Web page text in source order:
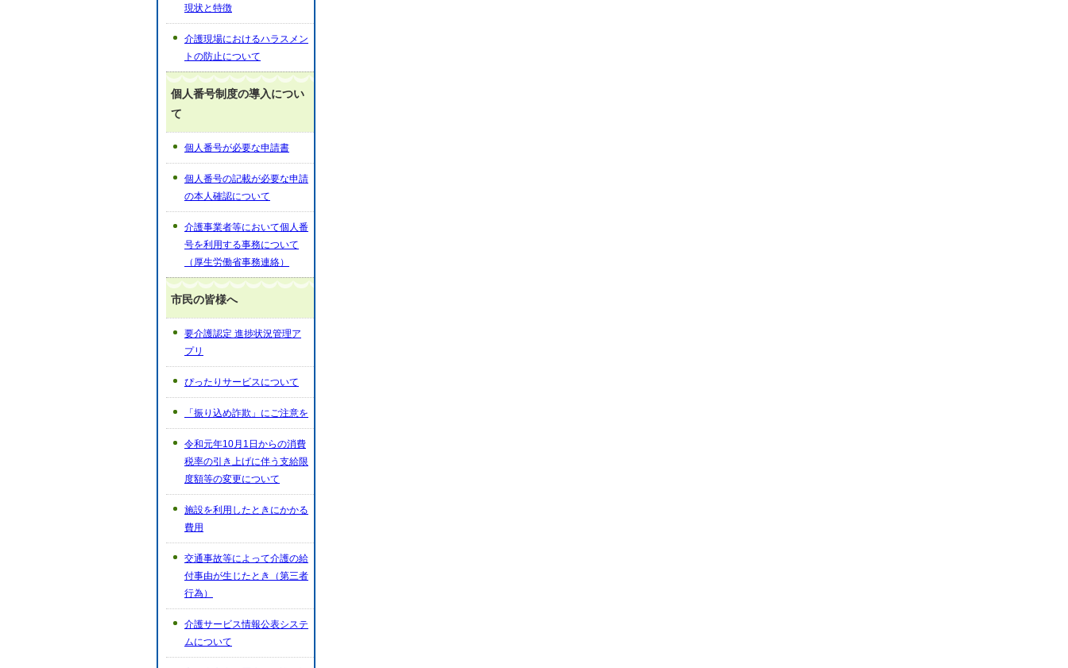
現状と特徴
介護現場におけるハラスメン
トの防止について
個人番号制度の導入につい
て
個人番号が必要な申請書
個人番号の記載が必要な申請
の本人確認について
介護事業者等において個人番
号を利用する事務について
（厚生労働省事務連絡）
市民の皆様へ
要介護認定 進捗状況管理ア
プリ
ぴったりサービスについて
「振り込め詐欺」にご注意を
令和元年10月1日からの消費
税率の引き上げに伴う支給限
度額等の変更について
施設を利用したときにかかる
費用
交通事故等によって介護の給
付事由が生じたとき（第三者
行為）
介護サービス情報公表システ
ムについて